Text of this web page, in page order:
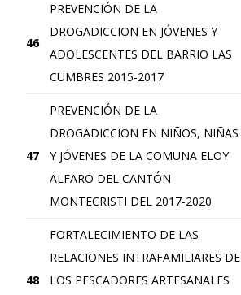
46
PREVENCIÓN DE LA
DROGADICCION EN JÓVENES Y
ADOLESCENTES DEL BARRIO LAS
CUMBRES 2015-2017
47
PREVENCIÓN DE LA
DROGADICCION EN NIÑOS, NIÑAS
Y JÓVENES DE LA COMUNA ELOY
ALFARO DEL CANTÓN
MONTECRISTI DEL 2017-2020
48
FORTALECIMIENTO DE LAS
RELACIONES INTRAFAMILIARES DE
LOS PESCADORES ARTESANALES